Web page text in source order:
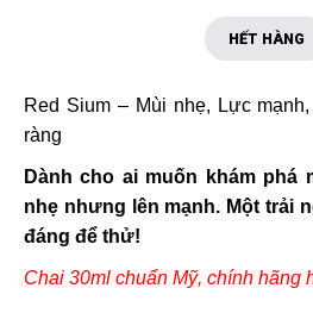
HẾT HÀNG
Red Sium – Mùi nhẹ, Lực
ràng
Dành cho ai muốn khám phá
nhẹ nhưng lên mạnh. Một trải
đáng để thử!
Chai 30ml chuẩn Mỹ, chính hãng